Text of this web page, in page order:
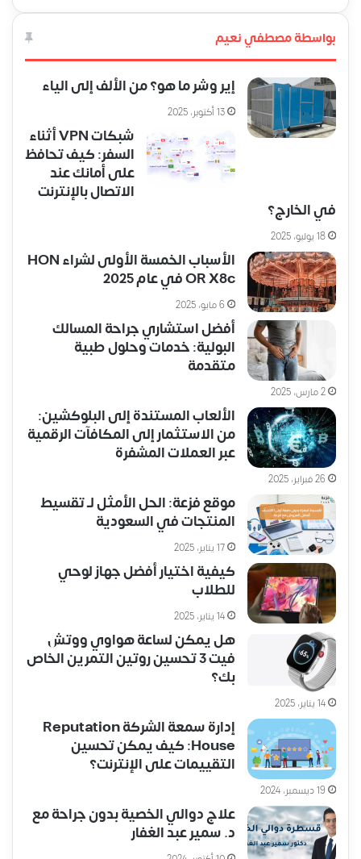
بواسطة مصطفي نعيم
إير وشر ما هو؟ من الألف إلى الياء
13 أكتوبر، 2025
شبكات VPN أثناء
السفر: كيف تحافظ
على أمانك عند
الاتصال بالإنترنت
في الخارج؟
18 يوليو، 2025
الأسباب الخمسة الأولى لشراء HON
OR X8c في عام 2025
6 مايو، 2025
أفضل استشاري جراحة المسالك
البولية: خدمات وحلول طبية
متقدمة
2 مارس، 2025
الألعاب المستندة إلى البلوكشين:
من الاستثمار إلى المكافآت الرقمية
عبر العملات المشفرة
26 فبراير، 2025
موقع فزعة: الحل الأمثل لـ تقسيط
المنتجات في السعودية
17 يناير، 2025
كيفية اختيار أفضل جهاز لوحي
للطلاب
14 يناير، 2025
هل يمكن لساعة هواوي ووتش
فيت 3 تحسين روتين التمرين الخاص
بك؟
14 يناير، 2025
إدارة سمعة الشركة Reputation
House: كيف يمكن تحسين
التقييمات على الإنترنت؟
19 ديسمبر، 2024
علاج دوالي الخصية بدون جراحة مع
د. سمير عبد الغفار